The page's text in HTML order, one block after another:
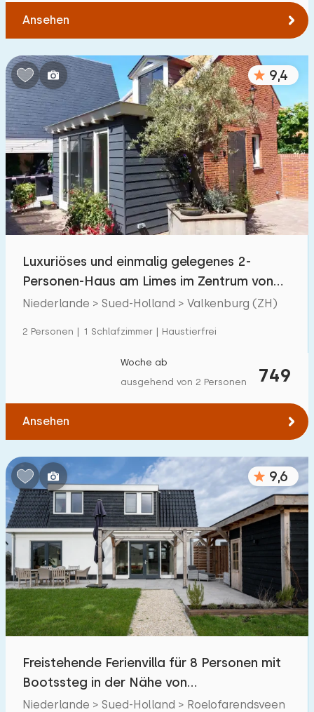
Ansehen
9,4
Luxuriöses und einmalig gelegenes 2-
Personen-Haus am Limes im Zentrum von
Valkenburg (ZH)
Niederlande > Sued-Holland > Valkenburg (ZH)
2 Personen | 1 Schlafzimmer | Haustierfrei
749
Woche ab
ausgehend von 2 Personen
Ansehen
9,6
Freistehende Ferienvilla für 8 Personen mit
Bootssteg in der Nähe von
Roelofarendsveen
Niederlande > Sued-Holland > Roelofarendsveen